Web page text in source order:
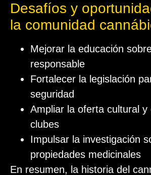
Desafíos y
la comunidad
Mejorar la educación
responsable
Fortalecer la legislación
seguridad
Ampliar la oferta cultural y
clubes
Impulsar la investigación
propiedades medicinales
En resumen, la historia del